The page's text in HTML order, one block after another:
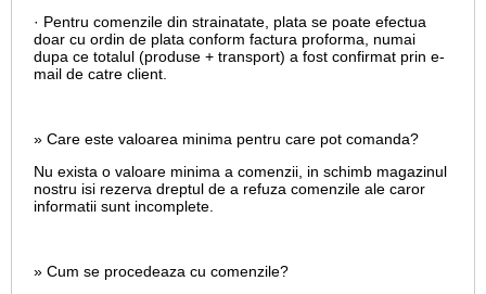
· Pentru comenzile din strainatate, plata se poate efectua
doar cu ordin de plata conform factura proforma, numai
dupa ce totalul (produse + transport) a fost confirmat prin e-
mail de catre client.
» Care este valoarea minima pentru care pot comanda?
Nu exista o valoare minima a comenzii, in schimb magazinul
nostru isi rezerva dreptul de a refuza comenzile ale caror
informatii sunt incomplete.
» Cum se procedeaza cu comenzile?